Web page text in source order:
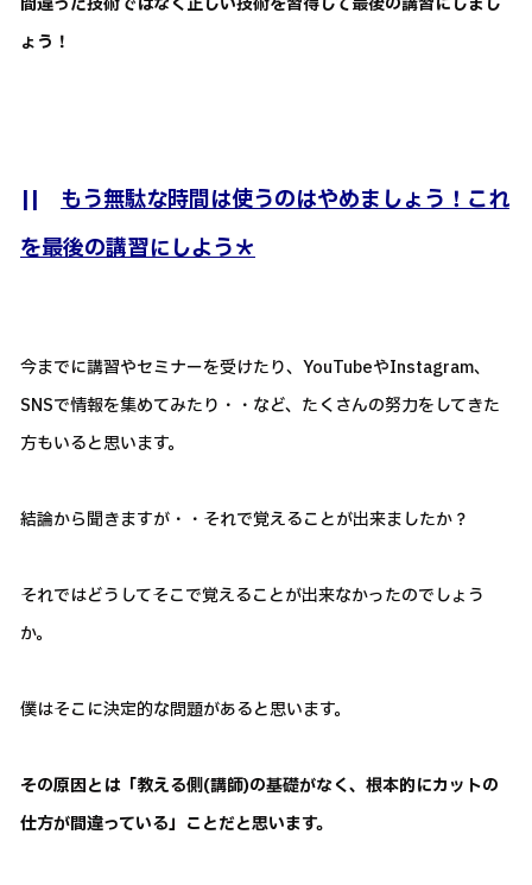
ょう！
|| もう無駄な時間は使うのはやめましょう！これ
を最後の講習にしよう＊
今までに講習やセミナーを受けたり、YouTubeやInstagram、
SNSで情報を集めてみたり・・など、たくさんの努力をしてきた
方もいると思います。
結論から聞きますが・・それで覚えることが出来ましたか？
それではどうしてそこで覚えることが出来なかったのでしょう
か。
僕はそこに決定的な問題があると思います。
その原因とは「教える側(講師)の基礎がなく、根本的にカットの
仕方が間違っている」ことだと思います。